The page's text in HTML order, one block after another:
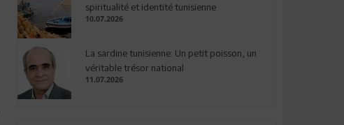
spiritualité et identité tunisienne
10.07.2026
La sardine tunisienne: Un petit poisson, un
véritable trésor national
11.07.2026